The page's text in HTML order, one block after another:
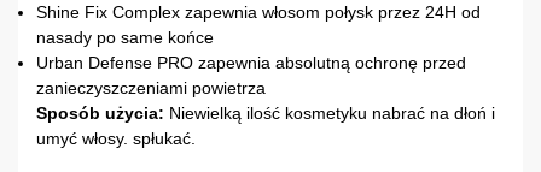
Shine Fix Complex zapewnia włosom połysk przez 24H od
nasady po same końce
Urban Defense PRO zapewnia absolutną ochronę przed
zanieczyszczeniami powietrza
Sposób użycia: Niewielką ilość kosmetyku nabrać na dłoń i
umyć włosy. spłukać.